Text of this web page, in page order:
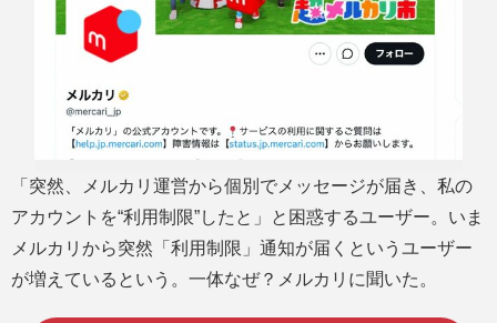
「突然、メルカリ運営から個別でメッセージが届き、私の
アカウントを“利用制限”したと」と困惑するユーザー。いま
メルカリから突然「利用制限」通知が届くというユーザー
が増えているという。一体なぜ？メルカリに聞いた。